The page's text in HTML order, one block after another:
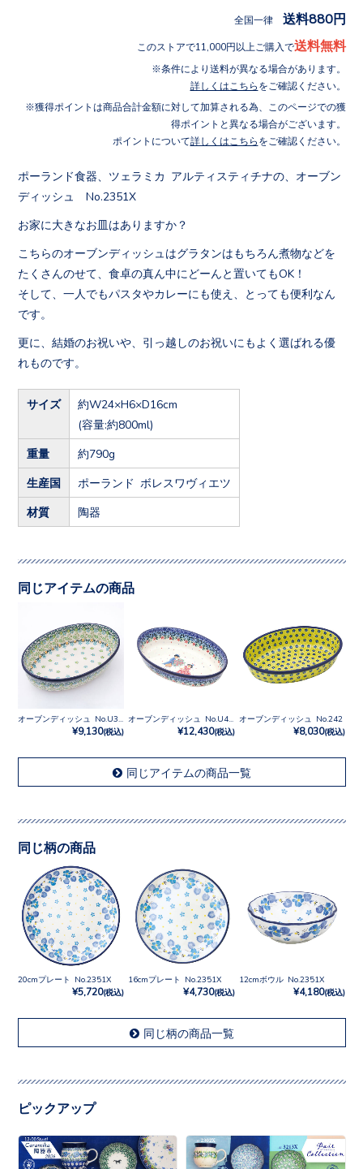
全国一律 送料880円
このストアで11,000円以上ご購入で送料無料
条件により送料が異なる場合があります。
詳しくはこちら をご確認ください。
獲得ポイントは商品合計金額に対して加算される為、このページでの獲
得ポイントと異なる場合がございます。
ポイントについて詳しくはこちら をご確認ください。
ポーランド食器、ツェラミカ アルティスティチナの、オーブン
ディッシュ No.2351X
お家に大きなお皿はありますか？
こちらのオーブンディッシュはグラタンはもちろん煮物などを
たくさんのせて、食卓の真ん中にどーんと置いてもOK！
そして、一人でもパスタやカレーにも使え、とっても便利なん
です。
更に、結婚のお祝いや、引っ越しのお祝いにもよく選ばれる優
れものです。
サイズ
約W24×H6×D16cm
(容量:約800ml)
重量 約790g
生産国 ポーランド ボレスワヴィエツ
材質 陶器
同じアイテムの商品
¥9,130(税込) ¥12,430(税込)
オーブンディッシュ No.242
¥8,030(税込)
同じアイテムの商品一覧
同じ柄の商品
20cmプレート No.2351X
¥5,720(税込)
16cmプレート No.2351X
¥4,730(税込)
12cmボウル No.2351X
¥4,180(税込)
同じ柄の商品一覧
ピックアップ